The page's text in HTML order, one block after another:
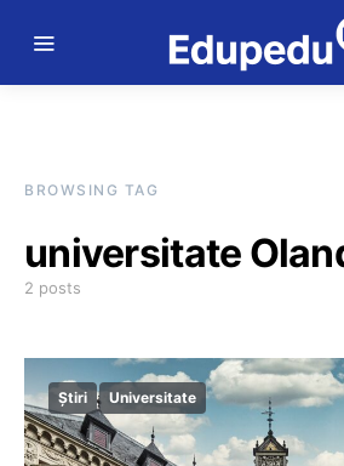
BROWSING TAG
universitate
2 posts
Știri Universitate